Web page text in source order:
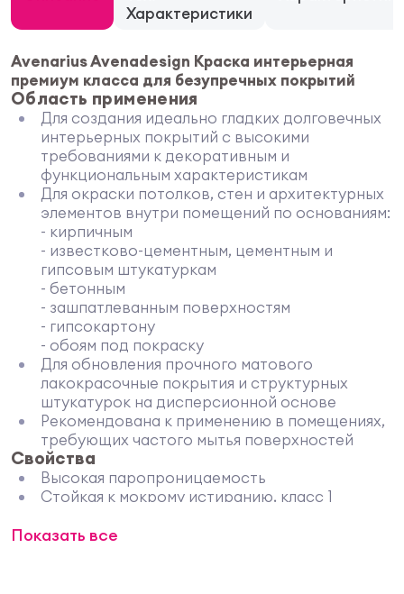
Характеристики
Avenarius Avenadesign Краска интерьерная
премиум класса для безупречных покрытий
Область применения
Для создания идеально гладких долговечных
интерьерных покрытий с высокими
требованиями к декоративным и
функциональным характеристикам
Для окраски потолков, стен и архитектурных
элементов внутри помещений по основаниям:
- кирпичным
- известково-цементным, цементным и
гипсовым штукатуркам
- бетонным
- зашпатлеванным поверхностям
- гипсокартону
- обоям под покраску
Для обновления прочного матового
лакокрасочные покрытия и структурных
штукатурок на дисперсионной основе
Рекомендована к применению в помещениях,
требующих частого мытья поверхностей
Свойства
Высокая паропроницаемость
Стойкая к мокрому истиранию, класс 1
6,0 м2 /л
Показать все